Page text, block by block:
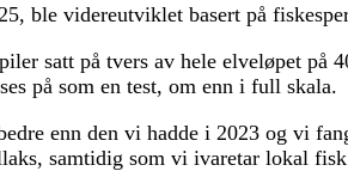
ble videreutviklet basert på
satt på tvers av hele elveløpet på
på som en test, om enn i full skala.
enn den vi hadde i 2023 og vi
samtidig som vi ivaretar lokal